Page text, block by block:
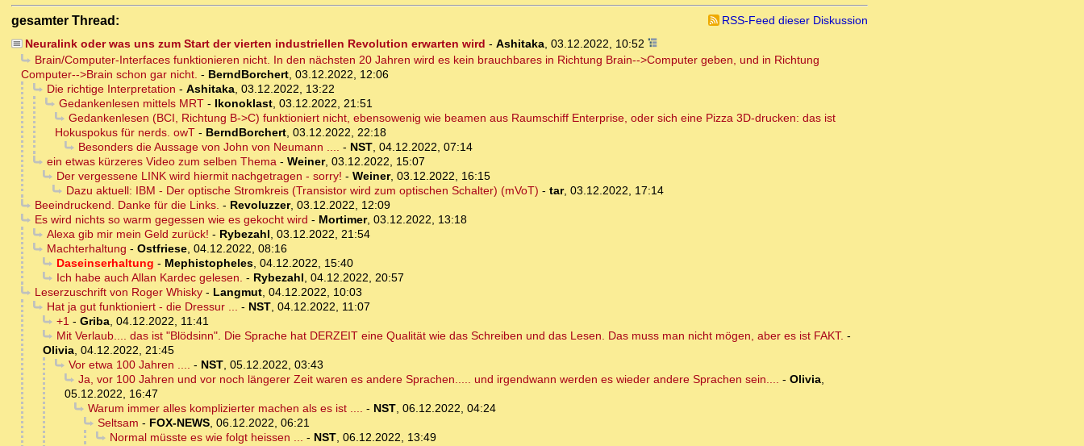
gesamter Thread:
RSS-Feed dieser Diskussion
Neuralink oder was uns zum Start der vierten industriellen Revolution erwarten wird - Ashitaka, 03.12.2022, 10:52
Brain/Computer-Interfaces funktionieren nicht. In den nächsten 20 Jahren wird es kein brauchbares in Richtung Brain-->Computer geben, und in Richtung
Computer-->Brain schon gar nicht. - BerndBorchert, 03.12.2022, 12:06
Die richtige Interpretation - Ashitaka, 03.12.2022, 13:22
Gedankenlesen mittels MRT- Ikonoklast, 03.12.2022, 21:51
Gedankenlesen (BCI, Richtung B->C) funktioniert nicht, ebensowenig wie beamen aus Raumschiff Enterprise, oder sich eine Pizza 3D-drucken: das ist
Hokuspokus für nerds. owT - BerndBorchert, 03.12.2022, 22:18
Besonders die Aussage von John von Neumann .... - NST, 04.12.2022, 07:14
ein etwas kürzeres Video zum selben Thema- Weiner, 03.12.2022, 15:07
Der vergessene LINK wird hiermit nachgetragen - sorry! - Weiner, 03.12.2022, 16:15
Dazu aktuell: IBM - Der optische Stromkreis (Transistor wird zum optischen Schalter) (mVoT) - tar, 03.12.2022, 17:14
Beeindruckend. Danke für die Links. - Revoluzzer, 03.12.2022, 12:09
Es wird nichts so warm gegessen wie es gekocht wird - Mortimer, 03.12.2022, 13:18
Alexa gib mir mein Geld zurück! - Rybezahl, 03.12.2022, 21:54
Machterhaltung - Ostfriese, 04.12.2022, 08:16
Daseinserhaltung - Mephistopheles, 04.12.2022, 15:40
Ich habe auch Allan Kardec gelesen. - Rybezahl, 04.12.2022, 20:57
Leserzuschrift von Roger Whisky- Langmut, 04.12.2022, 10:03
Hat ja gut funktioniert - die Dressur ... - NST, 04.12.2022, 11:07
+1- Griba, 04.12.2022, 11:41
Mit Verlaub.... das ist "Blödsinn". Die Sprache hat DERZEIT eine Qualität wie das Schreiben und das Lesen. Das muss man nicht mögen, aber es ist FAKT. -
Olivia, 04.12.2022, 21:45
Vor etwa 100 Jahren .... - NST, 05.12.2022, 03:43
Ja, vor 100 Jahren und vor noch längerer Zeit waren es andere Sprachen..... und irgendwann werden es wieder andere Sprachen sein.... - Olivia,
05.12.2022, 16:47
Warum immer alles komplizierter machen als es ist .... - NST, 06.12.2022, 04:24
Seltsam - FOX-NEWS, 06.12.2022, 06:21
Normal müsste es wie folgt heissen ... - NST, 06.12.2022, 13:49